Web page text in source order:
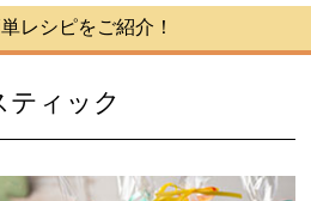
レシピをご紹介！
ティック